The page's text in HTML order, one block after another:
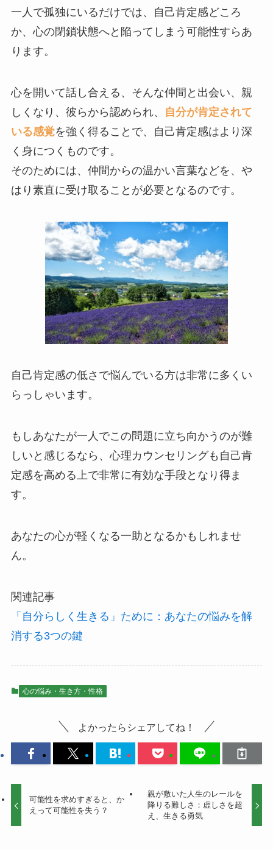
一人で孤独にいるだけでは、自己肯定感どころ
か、心の閉鎖状態へと陥ってしまう可能性すらあ
ります。
心を開いて話し合える、そんな仲間と出会い、親
しくなり、彼らから認められ、
自分が肯定されて
いる感覚を強く得ることで、自己肯定感はより深
く身につくものです。
そのためには、仲間からの温かい言葉などを、や
はり素直に受け取ることが必要となるのです。
自己肯定感の低さで悩んでいる方は非常に多くい
らっしゃいます。
もしあなたが一人でこの問題に立ち向かうのが難
しいと感じるなら、心理カウンセリングも自己肯
定感を高める上で非常に有効な手段となり得ま
す。
あなたの心が軽くなる一助となるかもしれませ
ん。
関連記事
「自分らしく生きる」ために：あなたの悩みを解
消する3つの鍵
心の悩み・生き方・性格
よかったらシェアしてね！
可能性を求めすぎると、か
えって可能性を失う？
親が敷いた人生のレールを
降りる難しさ：虚しさを超
え、生きる勇気